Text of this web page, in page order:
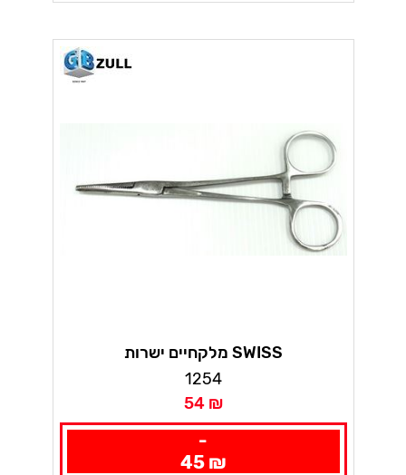
מלקחיים ישרות SWISS
1254
54 ₪
-
45 ₪